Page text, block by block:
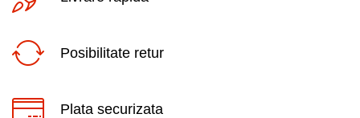
Posibilitate retur
Plata securizata